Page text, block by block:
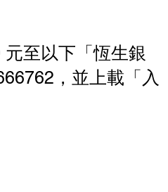
至以下「恆生銀
，並上載「入